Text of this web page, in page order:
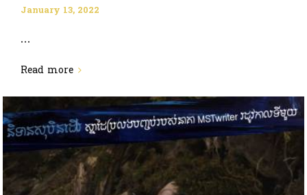
January 13, 2022
...
Read more